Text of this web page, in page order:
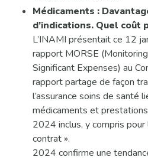
Médicaments :
d’indications. Quel coût
L’INAMI présentait ce 12
rapport MORSE
Significant Expenses) au
rapport partage de façon
l’assurance soins de santé
médicaments et
2024 inclus, y compris
contrat ».
2024 confirme une